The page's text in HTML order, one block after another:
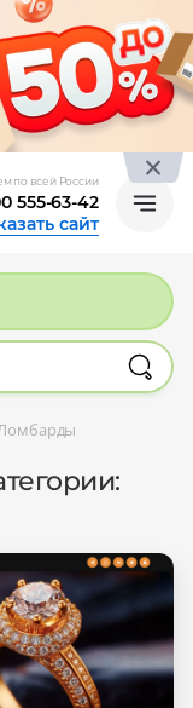
по всей России
555-63-42
сайт